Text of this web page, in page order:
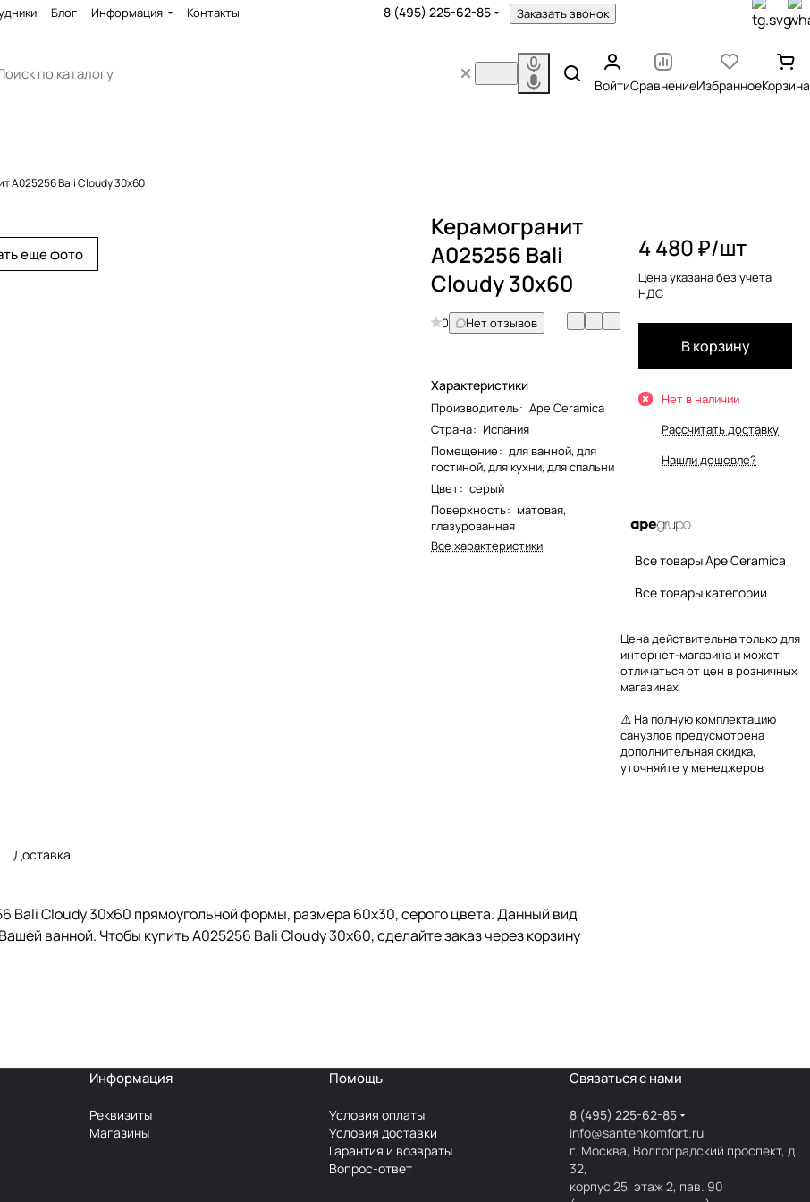
Блог Информация Контакты 8 (495) 225-62-85 Заказать звонок
ВойтиСравнениеИзбранноеКорзина
A025256 Bali Cloudy 30x60
еще фото
Керамогранит
A025256 Bali
Cloudy 30x60
0 Нет отзывов
Характеристики
Производитель: Ape Ceramica
Страна: Испания
Помещение: для ванной, для
гостиной, для кухни, для спальни
Цвет: серый
Поверхность: матовая,
глазурованная
Все характеристики
4 480 ₽/шт
Цена указана без учета
НДС
В корзину
Нет в наличии
Рассчитать доставку
Нашли дешевле?
Все товары Ape Ceramica
Все товары категории
Цена действительна только для
интернет-магазина и может
отличаться от цен в розничных
магазинах
⚠️ На полную комплектацию
санузлов предусмотрена
дополнительная скидка,
уточняйте у менеджеров
Доставка
Bali Cloudy 30x60 прямоугольной формы, размера 60x30, серого цвета. Данный вид
ванной. Чтобы купить A025256 Bali Cloudy 30x60, сделайте заказ через корзину
Информация
Реквизиты
Магазины
Помощь
Условия оплаты
Условия доставки
Гарантия и возвраты
Вопрос-ответ
Связаться с нами
8 (495) 225-62-85
info@santehkomfort.ru
г. Москва, Волгоградский проспект, д.
32,
корпус 25, этаж 2, пав. 90